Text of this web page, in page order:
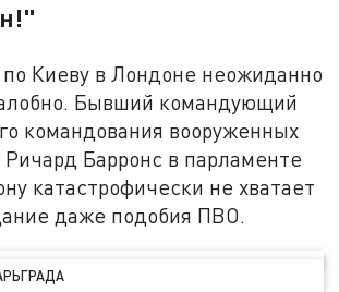
Киеву в Лондоне неожиданно
Бывший командующий
командования вооруженных
Барронс в парламенте
катастрофически не хватает
даже подобия ПВО.